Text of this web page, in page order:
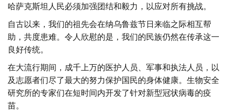
哈萨克斯坦人民必须加强团结和毅力，以应对所有挑战。
自古以来，我们的祖先会在纳乌鲁兹节日来临之际相互帮
助，共度患难。令人欣慰的是，我们的民族仍然在传承这一
良好传统。
在大流行期间，成千上万的医护人员、军事和执法人员，以
及志愿者们尽了最大的努力保护国民的身体健康。生物安全
研究所的专家们在短时间内开发了针对新型冠状病毒的疫
苗。